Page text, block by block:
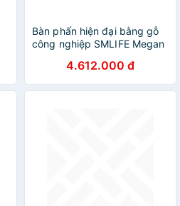
Bàn phấn hiện đại bằng gỗ
công nghiệp SMLIFE Megan
4.612.000 đ